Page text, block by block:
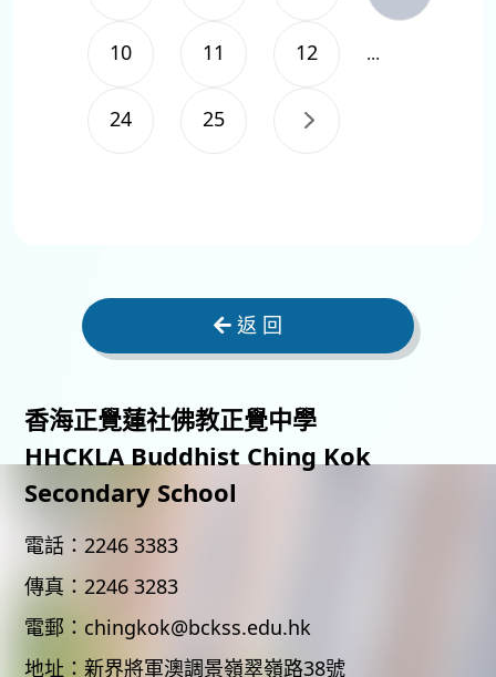
10 11 12 ...
24 25
返 回
香海正覺蓮社佛教正覺中學
HHCKLA Buddhist Ching Kok
Secondary School
電話： 2246 3383
傳真： 2246 3283
電郵： chingkok@bckss.edu.hk
地址： 新界將軍澳調景嶺翠嶺路38號